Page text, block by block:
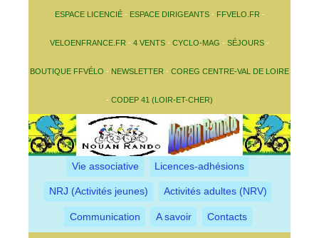
ESPACE LICENCIÉ- ESPACE DIRIGEANTS- FFVELO.FR -
VELOENFRANCE.FR - 4 VENTS - CYCLO-MAG - SÉJOURS -
BOUTIQUE FFVÉLO - NEWSLETTER - COREG CENTRE-VAL DE LOIRE
- CODEP 41 (LOIR-ET-CHER)
Vie associative Licences-adhésions
NRJ (Activités jeunes) Activités adultes (NRV)
Communication A savoir Contacts